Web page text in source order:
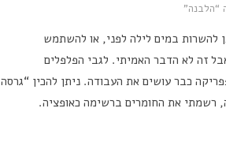
“הלבנה”
להשרות במים לילה לפני, או להשתמש
זה לא הדבר האמיתי. לגבי הפלפלים
כבר עושים את העבודה. ניתן להכין “גרסה
רשמתי את החומרים ברשימה כאופציה.